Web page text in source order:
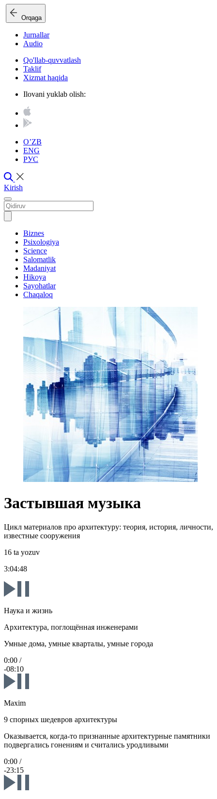
Orqaga
Jurnallar
Audio
Qo'llab-quvvatlash
Taklif
Xizmat haqida
Ilovani yuklab olish:
O’ZB
ENG
РУС
Kirish
Biznes
Psixologiya
Science
Salomatlik
Madaniyat
Hikoya
Sayohatlar
Chaqaloq
Застывшая музыка
Цикл материалов про архитектуру: теория, история, личности,
известные сооружения
16 ta yozuv
3:04:48
Наука и жизнь
Архитектура, поглощённая инженерами
Умные дома, умные кварталы, умные города
0:00 /
-08:10
Maxim
9 спорных шедевров архитектуры
Оказывается, когда-то признанные архитектурные памятники
подвергались гонениям и считались уродливыми
0:00 /
-23:15